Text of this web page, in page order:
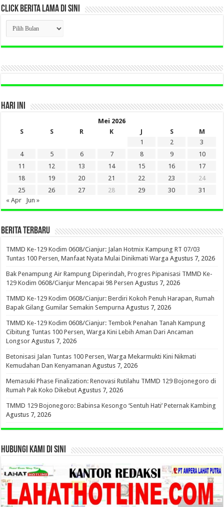
CLICK BERITA LAMA DI SINI
CLICK
BERITA
LAMA
DI
HARI INI
Mei 2026
S
S R K J S
M
1
2
3
4
5 6 7 8 9
10
11
12 13 14 15 16
17
18
19 20 21 22 23
24
25
26 27 28 29 30
31
« Apr
Jun »
BERITA TERBARU
TMMD Ke-129 Kodim 0608/Cianjur: Jalan Hotmix Kampung RT 07/03
Tuntas 100 Persen, Manfaat Nyata Mulai Dinikmati Warga Agustus 7, 2026
Bak Penampung Air Rampung Diperindah, Progres Pipanisasi TMMD Ke-
129 Kodim 0608/Cianjur Mencapai 98 Persen Agustus 7, 2026
TMMD Ke-129 Kodim 0608/Cianjur: Berdiri Kokoh Penuh Harapan, Rumah
Bapak Gilang Gumilar Semakin Sempurna Agustus 7, 2026
TMMD Ke-129 Kodim 0608/Cianjur: Tembok Penahan Tanah Kampung
Cibitung Tuntas 100 Persen, Warga Kini Lebih Aman Dari Ancaman
Longsor Agustus 7, 2026
Betonisasi Jalan Tuntas 100 Persen, Warga Mekarmukti Kini Nikmati
Kemudahan Dan Kenyamanan Agustus 7, 2026
Memasuki Phase Finalization: Renovasi Rutilahu TMMD 129 Bojonegoro di
Rumah Pak Koko Dikebut Agustus 7, 2026
TMMD 129 Bojonegoro: Babinsa Kesongo ‘Sentuh Hati’ Peternak Kambing
Agustus 7, 2026
HUBUNGI KAMI DI SINI